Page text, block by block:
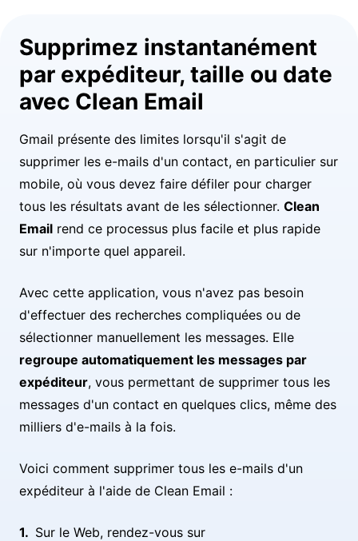
Supprimez instantanément
par expéditeur, taille ou date
avec Clean Email
Gmail présente des limites lorsqu'il s'agit de
supprimer les e-mails d'un contact, en particulier sur
mobile, où vous devez faire défiler pour charger
tous les résultats avant de les sélectionner. Clean
Email rend ce processus plus facile et plus rapide
sur n'importe quel appareil.
Avec cette application, vous n'avez pas besoin
d'effectuer des recherches compliquées ou de
sélectionner manuellement les messages. Elle
regroupe automatiquement les messages par
expéditeur, vous permettant de supprimer tous les
messages d'un contact en quelques clics, même des
milliers d'e-mails à la fois.
Voici comment supprimer tous les e-mails d'un
expéditeur à l'aide de Clean Email :
Sur le Web, rendez-vous sur